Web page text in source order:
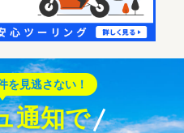
を見逃さない！
通知で